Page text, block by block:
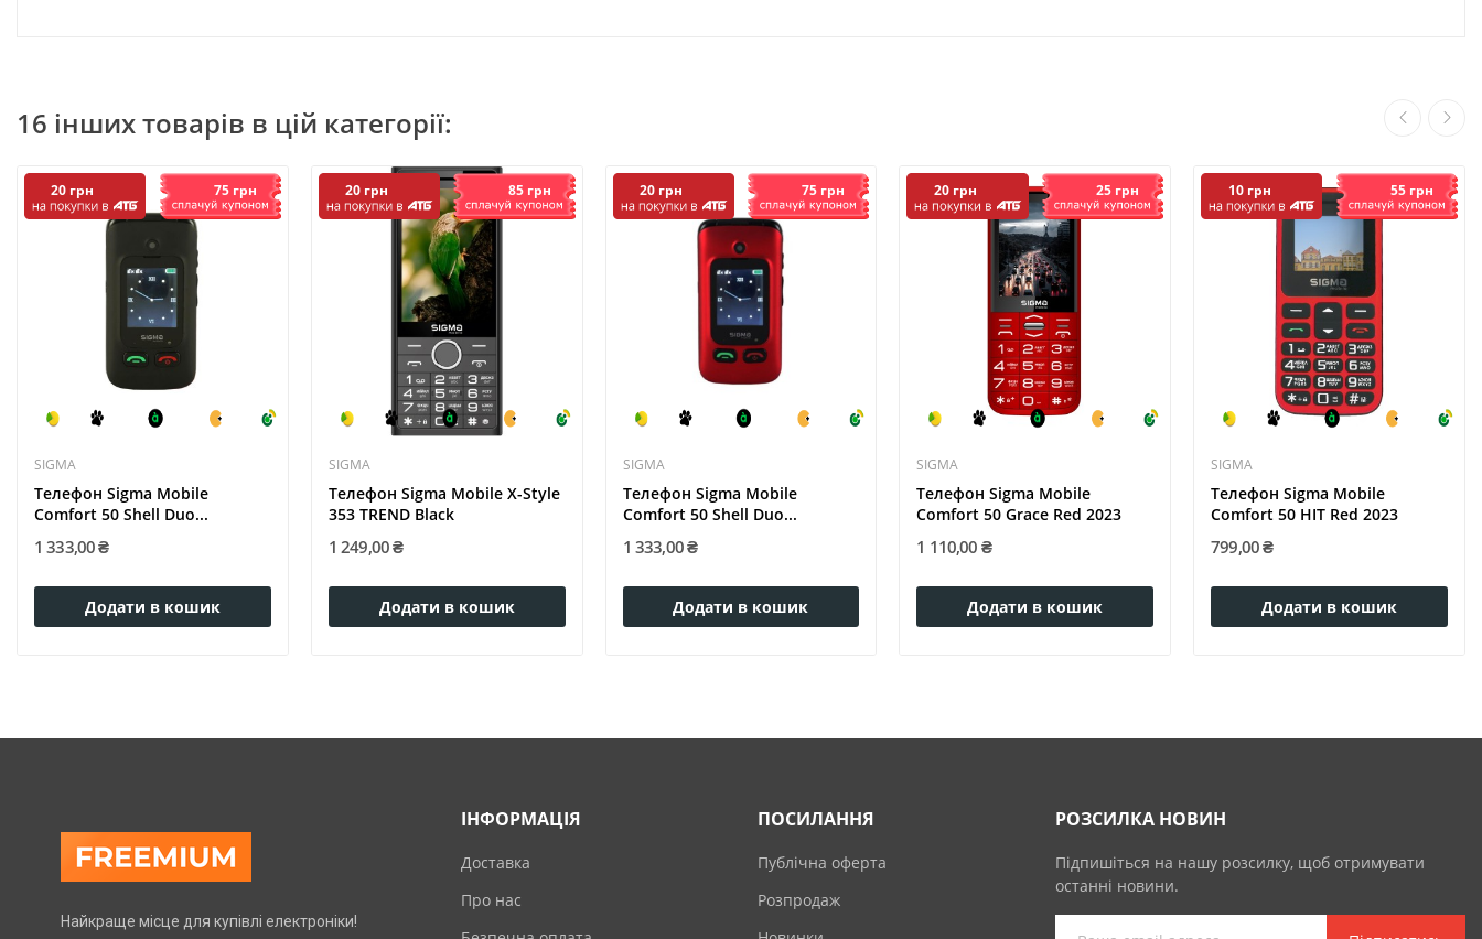
16 інших товарів в цій категорії:
20 грн 75 грн
SIGMA
Телефон Sigma Mobile
Comfort 50 Shell Duo...
1 333,00 ₴
Додати в кошик
20 грн 85 грн
SIGMA
Телефон Sigma Mobile X-Style
353 TREND Black
1 249,00 ₴
Додати в кошик
20 грн 75 грн
SIGMA
Телефон Sigma Mobile
Comfort 50 Shell Duo...
1 333,00 ₴
Додати в кошик
20 грн 25 грн
SIGMA
Телефон Sigma Mobile
Comfort 50 Grace Red 2023
1 110,00 ₴
Додати в кошик
10 грн 55 грн
SIGMA
Телефон Sigma Mobile
Comfort 50 HIT Red 2023
799,00 ₴
Додати в кошик
Найкраще місце для купівлі електроніки!
ІНФОРМАЦІЯ
Доставка
Про нас
ПОСИЛАННЯ
Публічна оферта
Розпродаж
РОЗСИЛКА НОВИН
Підпишіться на нашу розсилку, щоб отримувати
останні новини.